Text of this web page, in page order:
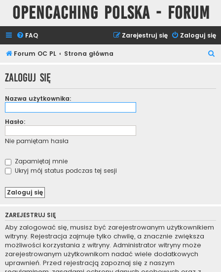
Opencaching Polska - Forum
FAQ Zaloguj się
Zarejestruj się
Forum OC PL Strona główna
k
Zaloguj się
Nazwa użytkownika:
Hasło:
Nie pamiętam hasła
Zapamiętaj mnie
Ukryj mój status podczas tej sesji
ZAREJESTRUJ SIĘ
Aby zalogować się, musisz być zarejestrowanym użytkownikiem
witryny. Rejestracja zajmuje tylko chwilę, a znacznie zwiększa
możliwości korzystania z witryny. Administrator witryny może
zarejestrowanym użytkownikom nadać wiele dodatkowych
uprawnień. Przed rejestracją zapoznaj się z naszym